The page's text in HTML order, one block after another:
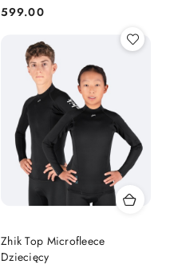
Cena:
599.00
Zhik Top Microfleece
Dziecięcy